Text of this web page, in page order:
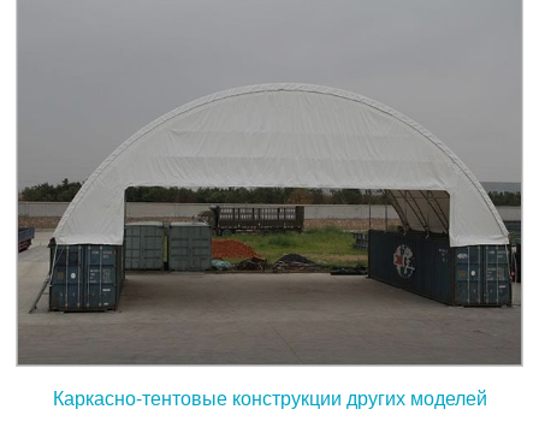
Каркасно-тентовые конструкции других моделей